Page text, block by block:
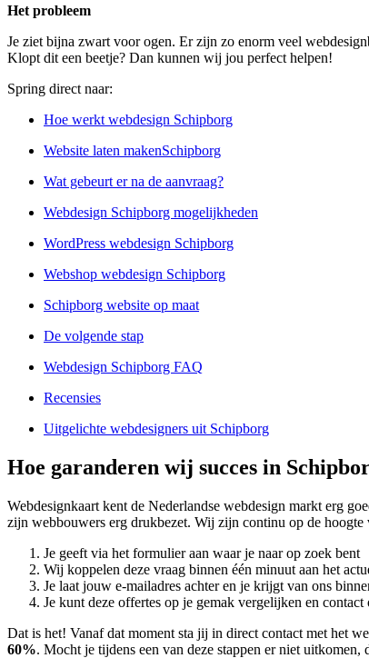
Het probleem
Je ziet bijna zwart voor ogen. Er zijn zo enorm veel
Klopt dit een beetje? Dan kunnen wij jou perfect helpen!
Spring direct naar:
Hoe werkt webdesign Schipborg
Website laten makenSchipborg
Wat gebeurt er na de aanvraag?
Webdesign Schipborg mogelijkheden
WordPress webdesign Schipborg
Webshop webdesign Schipborg
Schipborg website op maat
De volgende stap
Webdesign Schipborg FAQ
Recensies
Uitgelichte webdesigners uit Schipborg
Hoe garanderen wij succes in
Webdesignkaart kent de Nederlandse webdesign markt erg
zijn webbouwers erg drukbezet. Wij zijn continu op de hoogte
Je geeft via het formulier aan waar je naar op zoek bent
Wij koppelen deze vraag binnen één minuut aan het
Je laat jouw e-mailadres achter en je krijgt van ons
Je kunt deze offertes op je gemak vergelijken en
Dat is het! Vanaf dat moment sta jij in direct contact met het
60%. Mocht je tijdens een van deze stappen er niet